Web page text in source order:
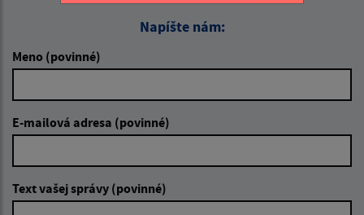
Napíšte nám:
Meno (povinné)
E-mailová adresa (povinné)
Text vašej správy (povinné)